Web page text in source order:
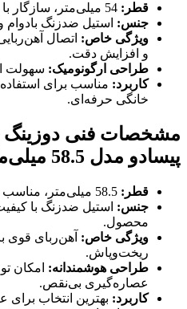
قطر :
جنس: استیل ضدزنگ بادوام
ویژگی خاص: اتصال
و افزایش دقت.
طراحی ارگونومیک: سهولت
کاربرد: مناسب برای
خانگی حرفه‌ای.
مشخصات فنی دوزینگ
پیسادو مدل 58.5 میلی‌متری
قطر :
جنس: استیل ضدزنگ با
محصول.
ویژگی خاص: آهن‌ربای قوی
ریخت‌وپاش.
طراحی هوشمندانه: امکان
عصاره‌گیری بی‌نقص.
کاربرد: بهترین انتخاب